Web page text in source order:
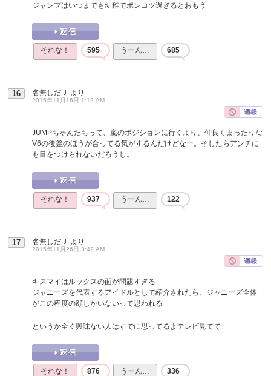
ジャンプはいつまでも幼稚でポンコツ過ぎるとおもう
それな！ 595 うーん… 685
16 名無しだＪ より
2015年11月16日 1:12 AM
JUMPちゃんたちって、嵐のポジションに行くより、仲良くまったりな
V6の後釜のほうが合ってる気がするんだけどなー。そしたらアンチに
も目をつけられないだろうし。
それな！ 937 うーん… 122
17 名無しだＪ より
2015年11月26日 3:42 AM
キスマイはルックスの面が問題すぎる
ジャニーズを代表するアイドルとして紹介されたら、ジャニーズ全体
がこの程度の顔しかいないって思われる
というか全く興味ない人はすでに思ってるよテレビ見てて
それな！ 876 うーん… 336